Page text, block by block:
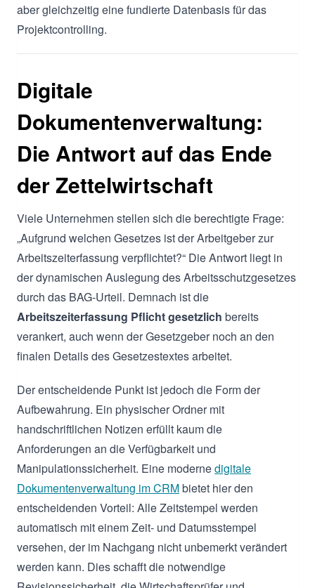
aber gleichzeitig eine fundierte Datenbasis für das
Projektcontrolling.
Digitale
Dokumentenverwaltung:
Die Antwort auf das Ende
der Zettelwirtschaft
Viele Unternehmen stellen sich die berechtigte Frage:
„Aufgrund welchen Gesetzes ist der Arbeitgeber zur
Arbeitszeiterfassung verpflichtet?“ Die Antwort liegt in
der dynamischen Auslegung des Arbeitsschutzgesetzes
durch das BAG-Urteil. Demnach ist die
Arbeitszeiterfassung Pflicht gesetzlich bereits
verankert, auch wenn der Gesetzgeber noch an den
finalen Details des Gesetzestextes arbeitet.
Der entscheidende Punkt ist jedoch die Form der
Aufbewahrung. Ein physischer Ordner mit
handschriftlichen Notizen erfüllt kaum die
Anforderungen an die Verfügbarkeit und
Manipulationssicherheit. Eine modernedigitale
Dokumentenverwaltung im CRMbietet hier den
entscheidenden Vorteil: Alle Zeitstempel werden
automatisch mit einem Zeit- und Datumsstempel
versehen, der im Nachgang nicht unbemerkt verändert
werden kann. Dies schafft die notwendige